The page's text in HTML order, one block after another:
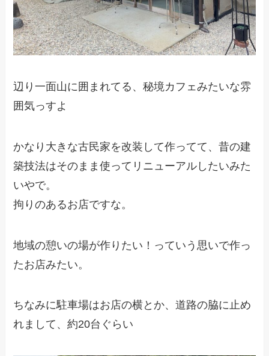
辺り一面山に囲まれてる、秘境カフェみたいな雰
囲気っすよ
かなり大きな古民家を改装して作ってて、昔の建
築技法はそのまま使ってリニューアルしたいみた
いやで。
拘りのあるお店ですな。
地域の憩いの場が作りたい！っていう思いで作っ
たお店みたい。
ちなみに駐車場はお店の横とか、道路の脇に止め
れまして、約20台ぐらい